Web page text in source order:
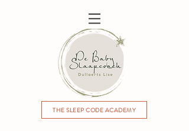
THE SLEEP CODE ACADEMY